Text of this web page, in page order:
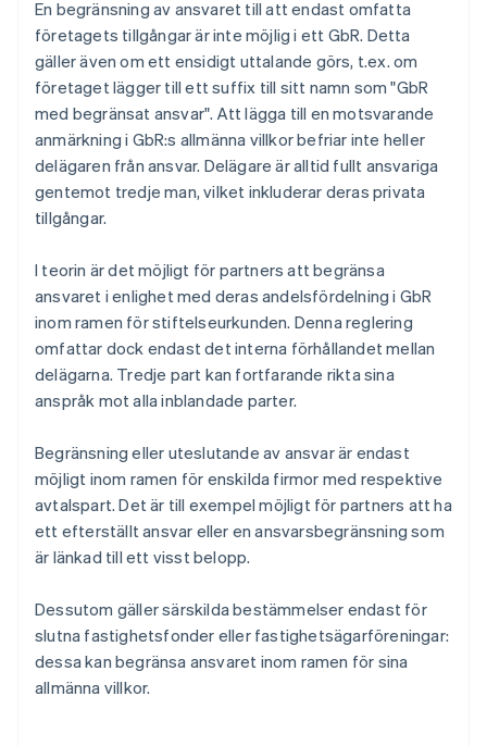
En begränsning av ansvaret till att endast omfatta
företagets tillgångar är inte möjlig i ett GbR. Detta
gäller även om ett ensidigt uttalande görs, t.ex. om
företaget lägger till ett suffix till sitt namn som "GbR
med begränsat ansvar". Att lägga till en motsvarande
anmärkning i GbR:s allmänna villkor befriar inte heller
delägaren från ansvar. Delägare är alltid fullt ansvariga
gentemot tredje man, vilket inkluderar deras privata
tillgångar.
I teorin är det möjligt för partners att begränsa
ansvaret i enlighet med deras andelsfördelning i GbR
inom ramen för stiftelseurkunden. Denna reglering
omfattar dock endast det interna förhållandet mellan
delägarna. Tredje part kan fortfarande rikta sina
anspråk mot alla inblandade parter.
Begränsning eller uteslutande av ansvar är endast
möjligt inom ramen för enskilda firmor med respektive
avtalspart. Det är till exempel möjligt för partners att ha
ett efterställt ansvar eller en ansvarsbegränsning som
är länkad till ett visst belopp.
Dessutom gäller särskilda bestämmelser endast för
slutna fastighetsfonder eller fastighetsägarföreningar:
dessa kan begränsa ansvaret inom ramen för sina
allmänna villkor.